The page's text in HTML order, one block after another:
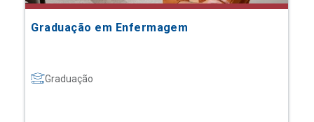
Graduação em Enfermagem
Graduação